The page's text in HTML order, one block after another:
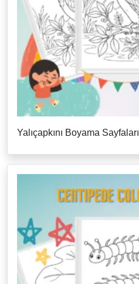
Yalıçapkını Boyama Sayfaları